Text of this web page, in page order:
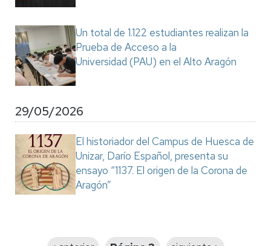
Un total de 1.122 estudiantes realizan la
Prueba de Acceso a la
Universidad (PAU) en el Alto Aragón
29/05/2026
El historiador del Campus de Huesca de
Unizar, Darío Español, presenta su
ensayo “1137. El origen de la Corona de
Aragón”